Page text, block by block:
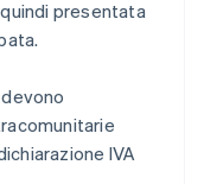
presentata
IVA